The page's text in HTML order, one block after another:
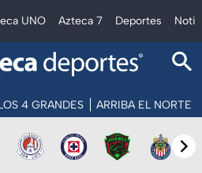
UNO Azteca 7 Deportes
4 GRANDES ARRIBA EL NORTE